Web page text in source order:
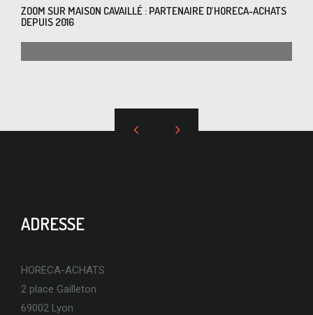
ZOOM SUR MAISON CAVAILLÉ : PARTENAIRE D’HORECA-ACHATS
DEPUIS 2016
PARTENAIRE DEPUIS 2016
ADRESSE
HORECA-ACHATS
2 place Gailleton
69002 Lyon